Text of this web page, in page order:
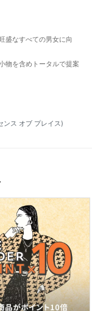
盛なすべての男女に向
物を含めトータルで提案
ンス オブ プレイス)